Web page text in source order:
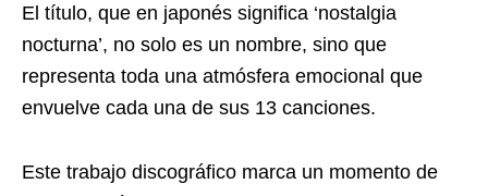
El título, que en japonés significa ‘nostalgia
nocturna’, no solo es un nombre, sino que
representa toda una atmósfera emocional que
envuelve cada una de sus 13 canciones.
Este trabajo discográfico marca un momento de